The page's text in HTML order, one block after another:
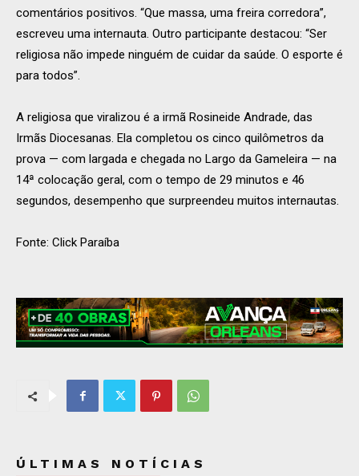
comentários positivos. “Que massa, uma freira corredora”,
escreveu uma internauta. Outro participante destacou: “Ser
religiosa não impede ninguém de cuidar da saúde. O esporte é
para todos”.
A religiosa que viralizou é a irmã Rosineide Andrade, das
Irmãs Diocesanas. Ela completou os cinco quilômetros da
prova — com largada e chegada no Largo da Gameleira — na
14ª colocação geral, com o tempo de 29 minutos e 46
segundos, desempenho que surpreendeu muitos internautas.
Fonte: Click Paraíba
ÚLTIMAS NOTÍCIAS